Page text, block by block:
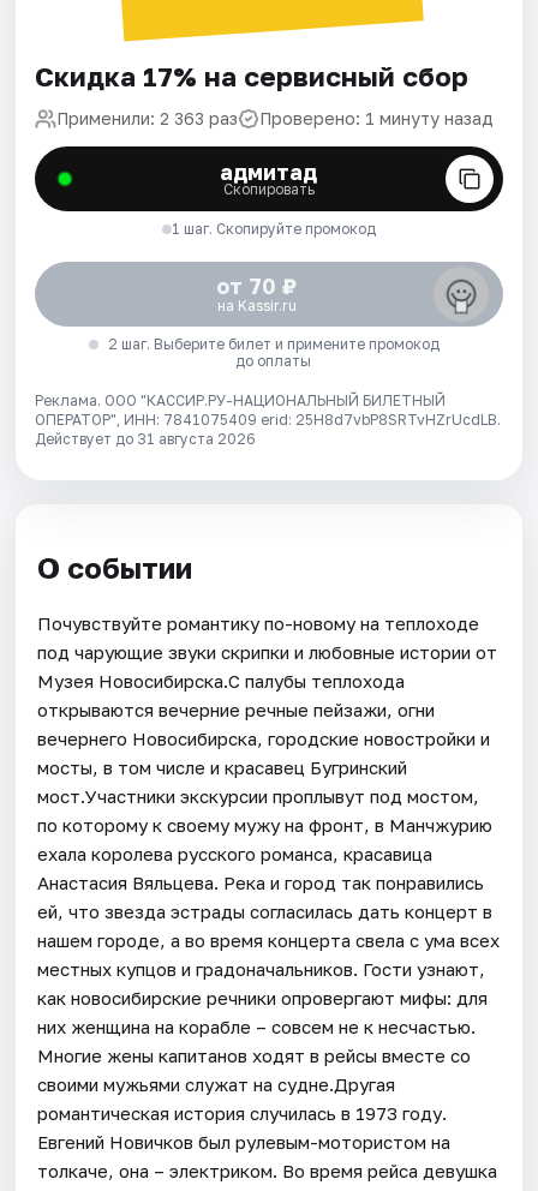
Скидка 17% на сервисный сбор
Применили: 2 363 раз Проверено: 1 минуту назад
адмитад
Скопировать
1 шаг. Скопируйте промокод
от 70 ₽
на Kassir.ru
2 шаг. Выберите билет и примените промокод
до оплаты
Реклама. ООО "КАССИР.РУ-НАЦИОНАЛЬНЫЙ БИЛЕТНЫЙ
ОПЕРАТОР", ИНН: 7841075409 erid: 25H8d7vbP8SRTvHZrUcdLB.
Действует до 31 августа 2026
О событии
Почувствуйте романтику по-новому на теплоходе
под чарующие звуки скрипки и любовные истории от
Музея Новосибирска.С палубы теплохода
открываются вечерние речные пейзажи, огни
вечернего Новосибирска, городские новостройки и
мосты, в том числе и красавец Бугринский
мост.Участники экскурсии проплывут под мостом,
по которому к своему мужу на фронт, в Манчжурию
ехала королева русского романса, красавица
Анастасия Вяльцева. Река и город так понравились
ей, что звезда эстрады согласилась дать концерт в
нашем городе, а во время концерта свела с ума всех
местных купцов и градоначальников. Гости узнают,
как новосибирские речники опровергают мифы: для
них женщина на корабле – совсем не к несчастью.
Многие жены капитанов ходят в рейсы вместе со
своими мужьями служат на судне.Другая
романтическая история случилась в 1973 году.
Евгений Новичков был рулевым-мотористом на
толкаче, она – электриком. Во время рейса девушка